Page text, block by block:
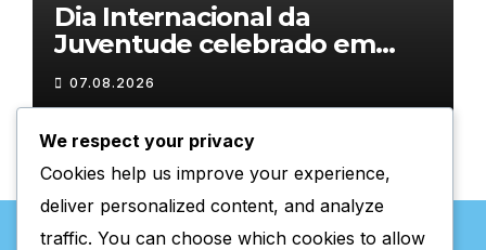
Dia Internacional da
Juventude celebrado em
Chaves com atividades
gratuitas
07.08.2026
We respect your privacy
Cookies help us improve your experience,
deliver personalized content, and analyze
traffic. You can choose which cookies to allow